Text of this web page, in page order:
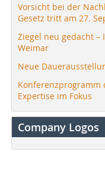
Vorsicht bei der
Gesetz tritt am 27.
Ziegel neu gedacht –
Weimar
Neue
Expertise im Fokus
Company Logos